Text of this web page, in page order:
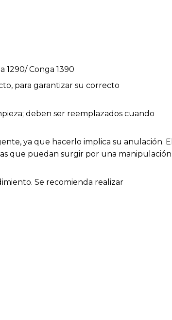
1290/ Conga 1390
para garantizar su correcto
deben ser reemplazados cuando
ya que hacerlo implica su anulación. El
que puedan surgir por una manipulación
Se recomienda realizar